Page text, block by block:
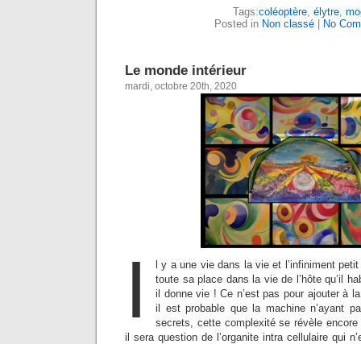
Tags:coléoptère, élytre,
Posted in Non classé| No
Le monde intérieur
mardi, octobre 20th, 2020
I
l y a une vie dans la vie et l’infiniment
toute sa place dans la vie de l’hôte qu’il
il donne vie ! Ce n’est pas pour ajouter à
il est probable que la machine n’ayant
secrets, cette complexité se révèle encore
il sera question de l’organite intra cellulaire qui